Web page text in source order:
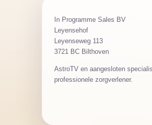
In Programme Sales BV
Leyensehof
Leyenseweg 113
3721 BC Bilthoven
AstroTV en aangesloten
professionele zorgverlener.